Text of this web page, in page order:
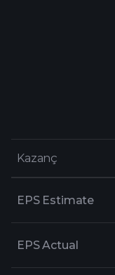
Kazanç
Kazanç
EPS Estimate
EPS Actual